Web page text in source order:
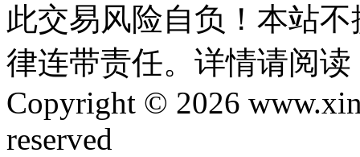
此交易风险自负！本站
律连带责任。详情请阅读
Copyright © 2026
reserved